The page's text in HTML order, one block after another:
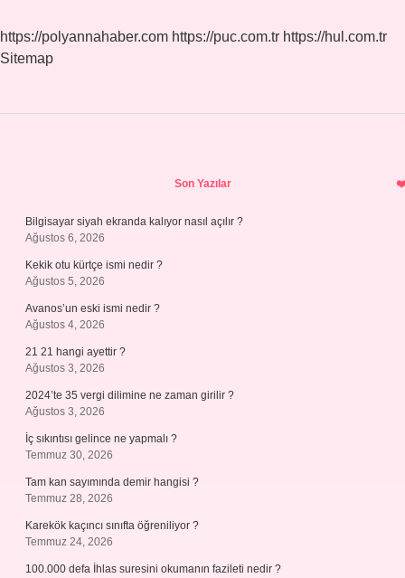
https://polyannahaber.com https://puc.com.tr https://hul.com.tr
Sitemap
Son Yazılar
Bilgisayar siyah ekranda kalıyor nasıl açılır ?
Ağustos 6, 2026
Kekik otu kürtçe ismi nedir ?
Ağustos 5, 2026
Avanos’un eski ismi nedir ?
Ağustos 4, 2026
21 21 hangi ayettir ?
Ağustos 3, 2026
2024’te 35 vergi dilimine ne zaman girilir ?
Ağustos 3, 2026
İç sıkıntısı gelince ne yapmalı ?
Temmuz 30, 2026
Tam kan sayımında demir hangisi ?
Temmuz 28, 2026
Karekök kaçıncı sınıfta öğreniliyor ?
Temmuz 24, 2026
100.000 defa İhlas suresini okumanın fazileti nedir ?